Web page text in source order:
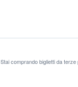
. Stai comprando biglietti da